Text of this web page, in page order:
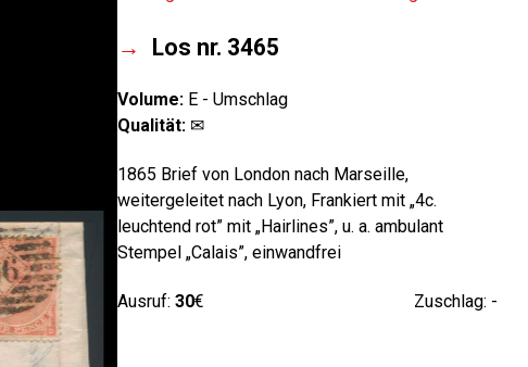
Los nr. 3465
Volume:E - Umschlag
Qualität:✉
1865 Brief von London nach Marseille,
weitergeleitet nach Lyon, Frankiert mit „4c.
leuchtend rot” mit „Hairlines”, u. a. ambulant
Stempel „Calais”, einwandfrei
Ausruf: 30€ Zuschlag: -